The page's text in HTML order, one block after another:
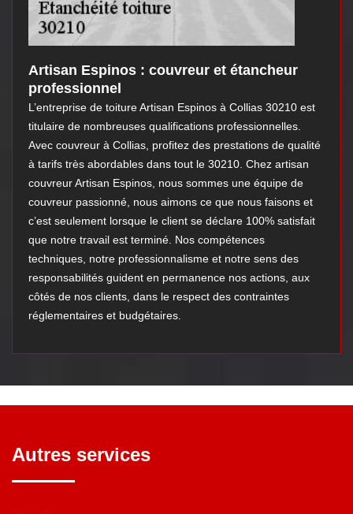
Artisan Espinos : couvreur et étancheur
professionnel
L’entreprise de toiture Artisan Espinos à Collias 30210 est
titulaire de nombreuses qualifications professionnelles.
Avec couvreur à Collias, profitez des prestations de qualité
à tarifs très abordables dans tout le 30210. Chez artisan
couvreur Artisan Espinos, nous sommes une équipe de
couvreur passionné, nous aimons ce que nous faisons et
c’est seulement lorsque le client se déclare 100% satisfait
que notre travail est terminé. Nos compétences
techniques, notre professionnalisme et notre sens des
responsabilités guident en permanence nos actions, aux
côtés de nos clients, dans le respect des contraintes
réglementaires et budgétaires.
Autres services